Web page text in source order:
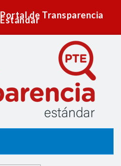
Portal de Transparencia
Estándar